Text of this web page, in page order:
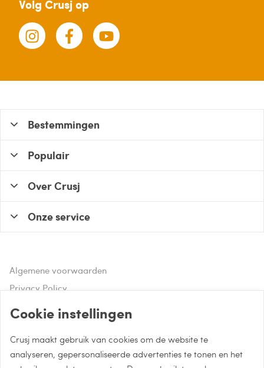
Volg Crusj op
Hulp of advies nodig?
Bestemmingen
Populair
Over Crusj
Onze service
Algemene voorwaarden
Privacy Policy
Cookie instellingen
Crusj maakt gebruik van cookies om de website te
analyseren, gepersonaliseerde advertenties te tonen en het